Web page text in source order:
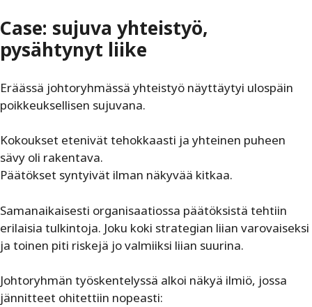
Case: sujuva yhteistyö,
pysähtynyt liike
Eräässä johtoryhmässä yhteistyö näyttäytyi ulospäin
poikkeuksellisen sujuvana.
Kokoukset etenivät tehokkaasti ja yhteinen puheen
sävy oli rakentava.
Päätökset syntyivät ilman näkyvää kitkaa.
Samanaikaisesti organisaatiossa päätöksistä tehtiin
erilaisia tulkintoja. Joku koki strategian liian varovaiseksi
ja toinen piti riskejä jo valmiiksi liian suurina.
Johtoryhmän työskentelyssä alkoi näkyä ilmiö, jossa
jännitteet ohitettiin nopeasti: